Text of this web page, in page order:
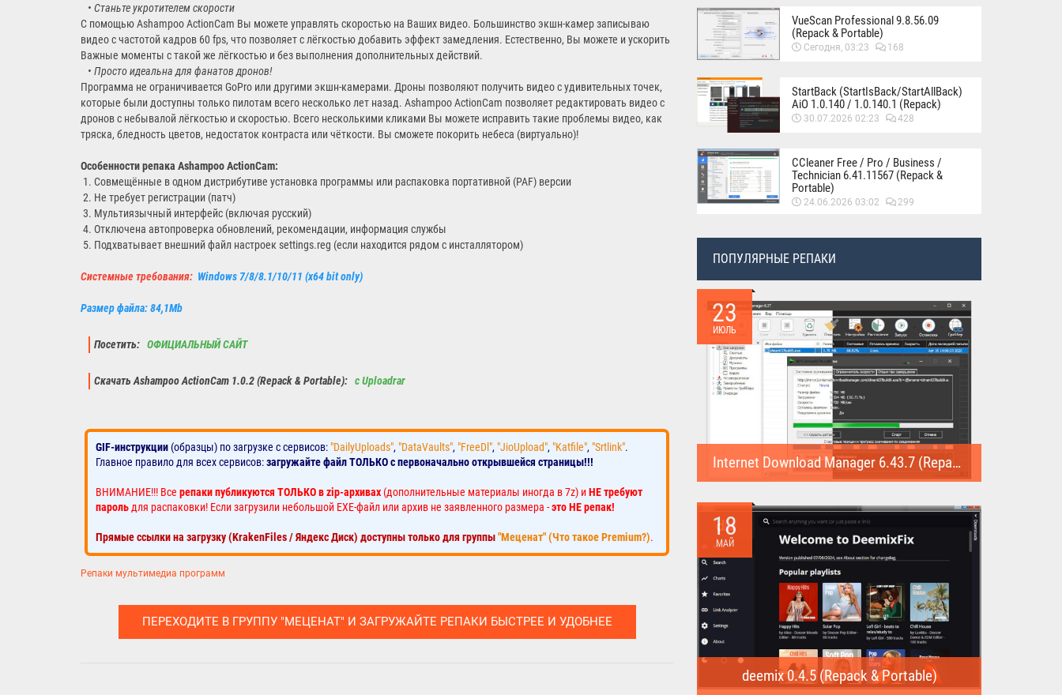
• Станьте укротителем скорости
С помощью Ashampoo ActionCam Вы можете управлять скоростью на Ваших видео. Большинство экшн-камер записываю
видео с частотой кадров 60 fps, что позволяет с лёгкостью добавить эффект замедления. Естественно, Вы можете и ускорить
Важные моменты с такой же лёгкостью и без выполнения дополнительных действий.
• Просто идеальна для фанатов дронов!
Программа не ограничивается GoPro или другими экшн-камерами. Дроны позволяют получить видео с удивительных точек,
которые были доступны только пилотам всего несколько лет назад. Ashampoo ActionCam позволяет редактировать видео с
дронов с небывалой лёгкостью и скоростью. Всего несколькими кликами Вы можете исправить такие проблемы видео, как
тряска, бледность цветов, недостаток контраста или чёткости. Вы сможете покорить небеса (виртуально)!
Особенности репака Ashampoo ActionCam:
1. Совмещённые в одном дистрибутиве установка программы или распаковка портативной (PAF) версии
2. Не требует регистрации (патч)
3. Мультиязычный интерфейс (включая русский)
4. Отключена автопроверка обновлений, рекомендации, информация службы
5. Подхватывает внешний файл настроек settings.reg (если находится рядом с инсталлятором)
Системные требования: Windows 7/8/8.1/10/11 (x64 bit only)
Размер файла: 84,1Mb
Посетить: ОФИЦИАЛЬНЫЙ САЙТ
Скачать Ashampoo ActionCam 1.0.2 (Repack & Portable): с Uploadrar
GIF-инструкции (образцы) по загрузке с сервисов: "DailyUploads", "DataVaults", "FreeDl", "JioUpload", "Katfile", "Srtlink".
Главное правило для всех сервисов:загружайте файл ТОЛЬКО с первоначально открывшейся страницы!!!
ВНИМАНИЕ!!! Все репаки публикуются ТОЛЬКО в zip-архивах(дополнительные материалы иногда в 7z) иНЕ требуют
пароль для распаковки! Если загрузили небольшой EXE-файл или архив не заявленного размера -это НЕ репак!
Прямые ссылки на загрузку (KrakenFiles / Яндекс Диск) доступны только для группы"Меценат" (Что такое Premium?).
Репаки мультимедиа программ
ПЕРЕХОДИТЕ В ГРУППУ "МЕЦЕНАТ" И ЗАГРУЖАЙТЕ РЕПАКИ БЫСТРЕЕ И УДОБНЕЕ
VueScan Professional 9.8.56.09
(Repack & Portable)
Сегодня, 03:23 168
StartBack (StartIsBack/StartAllBack)
AiO 1.0.140 / 1.0.140.1 (Repack)
30.07.2026 02:23 428
CCleaner Free / Pro / Business /
Technician 6.41.11567 (Repack &
Portable)
24.06.2026 03:02 299
ПОПУЛЯРНЫЕ РЕПАКИ
23
ИЮЛЬ
Internet Download Manager 6.43.7 (Repack)
предназначена для...
18
МАЙ
deemix 0.4.5 (Repack & Portable)